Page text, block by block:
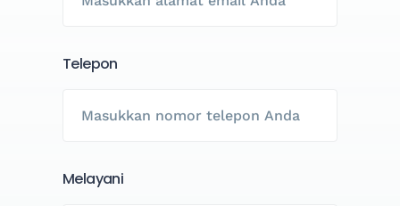
Telepon
Melayani